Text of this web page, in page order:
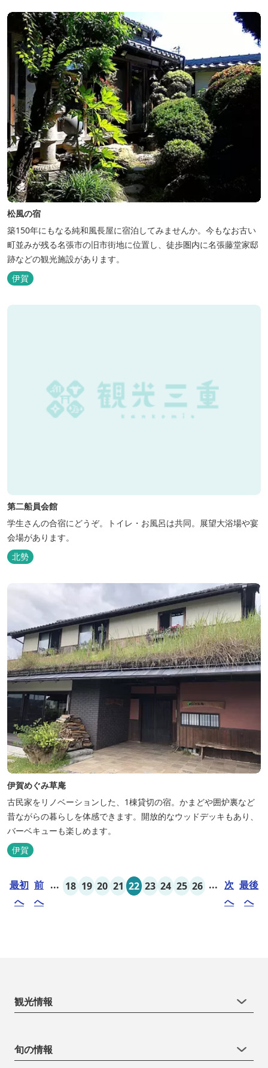
松風の宿
築150年にもなる純和風長屋に宿泊してみませんか。今もなお古い
町並みが残る名張市の旧市街地に位置し、徒歩圏内に名張藤堂家邸
跡などの観光施設があります。
伊賀
第二船員会館
学生さんの合宿にどうぞ。トイレ・お風呂は共同。展望大浴場や宴
会場があります。
北勢
伊賀めぐみ草庵
古民家をリノベーションした、1棟貸切の宿。かまどや囲炉裏など
昔ながらの暮らしを体感できます。開放的なウッドデッキもあり、
バーベキューも楽しめます。
伊賀
最初
へ
前
へ
... 18 19 20 21 22 23 24 25 26 ... 次
へ
最後
へ
観光情報
旬の情報